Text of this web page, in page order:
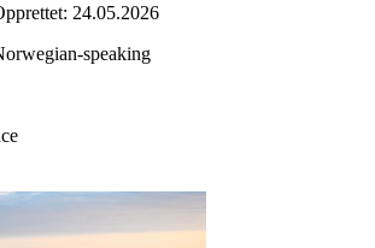
24.05.2026
speaking